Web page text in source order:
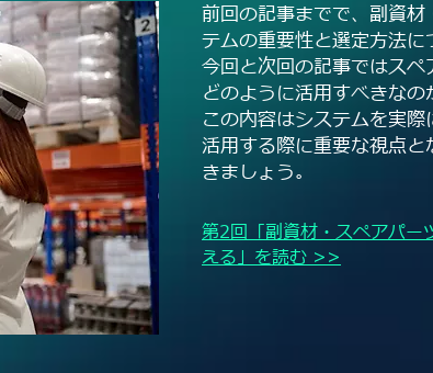
前回の記事までで、副資
テムの重要性と選定方法に
今回と次回の記事ではス
どのように活用すべきなの
この内容はシステムを実
活用する際に重要な視点
きましょう。
第2回「副資材・スペアパー
える」を読む >>